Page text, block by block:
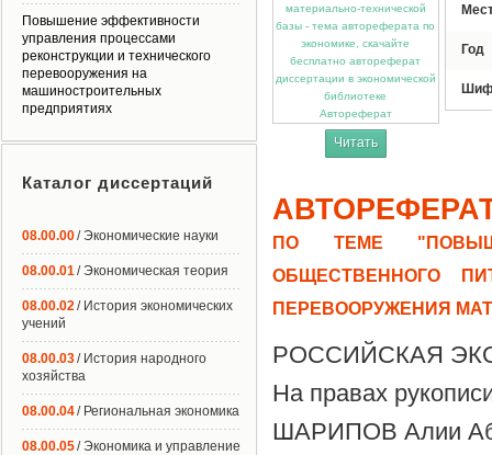
Автореферат
Читать
Год
ПО ТЕМЕ
ОБЩЕСТВЕННОГО
ПЕРЕВООРУЖЕНИЯ
РОССИЙСКАЯ
На правах
ШАРИПОВ Алии
Повышение эффективности
управления процессами
реконструкции и технического
перевооружения на
машиностроительных
предприятиях
Каталог диссертаций
08.00.00/ Экономические науки
08.00.01/ Экономическая теория
08.00.02/ История экономических
учений
08.00.03/ История народного
хозяйства
08.00.04/ Региональная экономика
08.00.05/ Экономика и управление